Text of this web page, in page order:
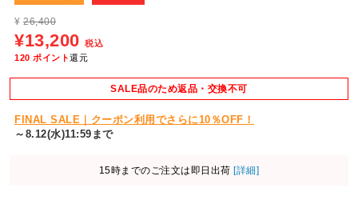
¥ 26,400
¥13,200 税込
120 ポイント還元
SALE品のため返品・交換不可
FINAL SALE｜クーポン利用でさらに10％OFF！
～8.12(水)11:59まで
15時までのご注文は即日出荷 [詳細]